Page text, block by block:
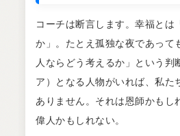
コーチは断言します。幸福とは
か」。たとえ孤独な夜であって
人ならどう考えるか」という判
ア）となる人物がいれば、私た
ありません。それは恩師かもし
偉人かもしれない。